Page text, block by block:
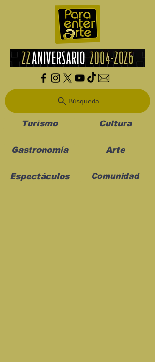
Búsqueda
Turismo Cultura
Gastronomía Arte
Espectáculos Comunidad